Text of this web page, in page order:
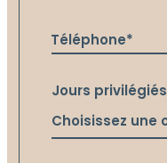
Téléphone*
Jours privilégiés